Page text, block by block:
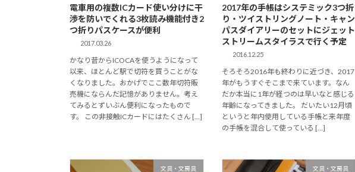
電車用の複数ICカード使い分けに干
渉を防いでくれる3枚読み機能付き2
つ折りパスケースが便利
2017.03.26
かなり昔からICOCAを使うようになって
以来、ほとんど駅で切符を買うことがな
くなりました。おかげでここ数年切符販
売機にならんだ記憶がありません。考え
てみるとずいぶん便利になったもので
す。 この非接触ICカードにはたくさん […]
2017年の手帳はシステミック3つ折
り・ツイストリングノート・キャン
パスダイアリーのセットにジェット
ストリームスタイラスで行く予定
2016.12.25
そろそろ2016年も終わりに近づき、2017
年がもうすぐそこまで来ています。なん
だか本当に1年が経つのは早いなと感じる
年齢になってきました。 だいたい12月頃
というと年内使用している手帳と来年度
の手帳を混合して使っている […]
文具・文房具 文具・文房具